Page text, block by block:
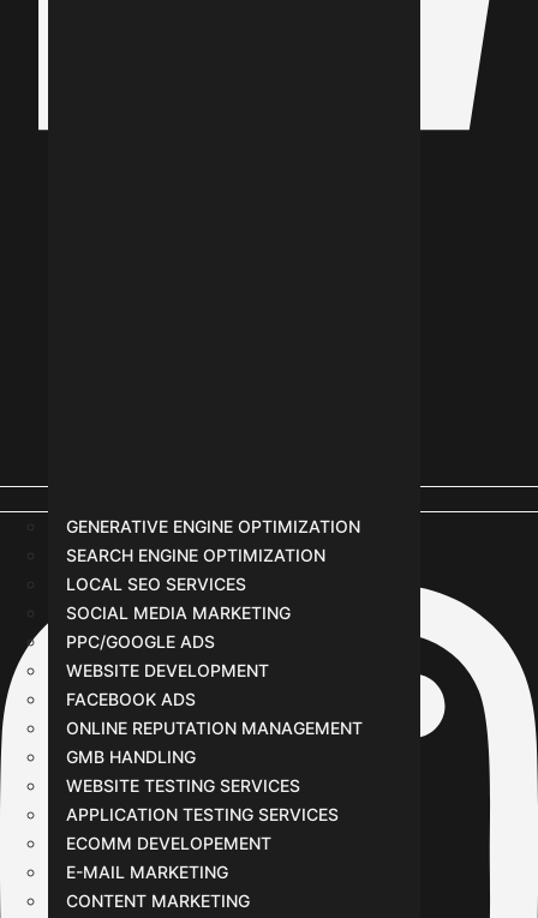
GENERATIVE ENGINE OPTIMIZATION
SEARCH ENGINE OPTIMIZATION
LOCAL SEO SERVICES
SOCIAL MEDIA MARKETING
PPC/GOOGLE ADS
WEBSITE DEVELOPMENT
FACEBOOK ADS
ONLINE REPUTATION MANAGEMENT
GMB HANDLING
WEBSITE TESTING SERVICES
APPLICATION TESTING SERVICES
ECOMM DEVELOPEMENT
E-MAIL MARKETING
CONTENT MARKETING
Instagram